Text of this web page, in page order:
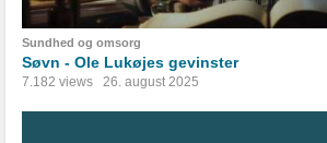
Sundhed og omsorg
Søvn - Ole Lukøjes gevinster
7.182 views 26. august 2025